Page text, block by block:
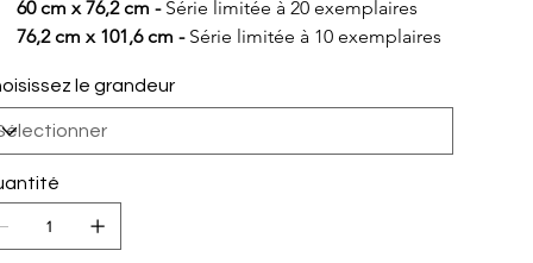
60 cm x 76,2 cm - Série limitée à 20 exemplaires
76,2 cm x 101,6 cm - Série limitée à 10 exemplaires
le grandeur